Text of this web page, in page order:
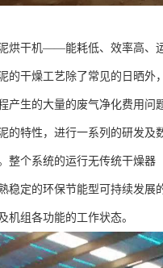
烘干机——能耗低、效率高、
的干燥工艺除了常见的日晒外
产生的大量的废气净化费用问
的特性，进行一系列的研发及
整个系统的运行无传统干燥器
稳定的环保节能型可持续发展
机组各功能的工作状态。